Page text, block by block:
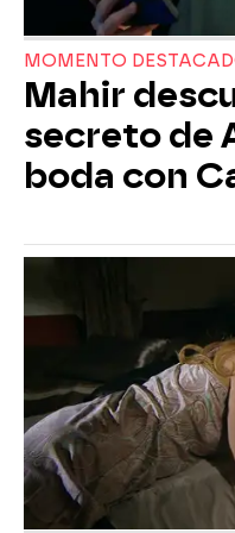
MOMENTO
Mahir
secreto de
boda con